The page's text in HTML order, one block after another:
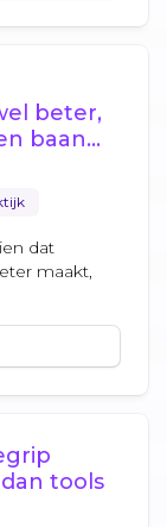
beter,
baan
dat
maakt,
tools